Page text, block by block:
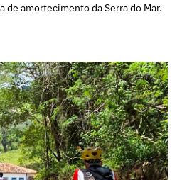
de amortecimento da Serra do Mar.